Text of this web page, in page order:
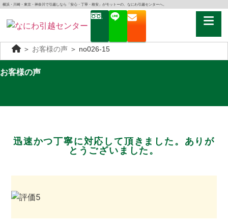
横浜・川崎・東京・神奈川で引越しなら「安心・丁寧・格安」がモットーの、なにわ引越センターへ。
＞ お客様の声 ＞ no026-15
お客様の声
迅速かつ丁寧に対応して頂きました。ありが
とうございました。